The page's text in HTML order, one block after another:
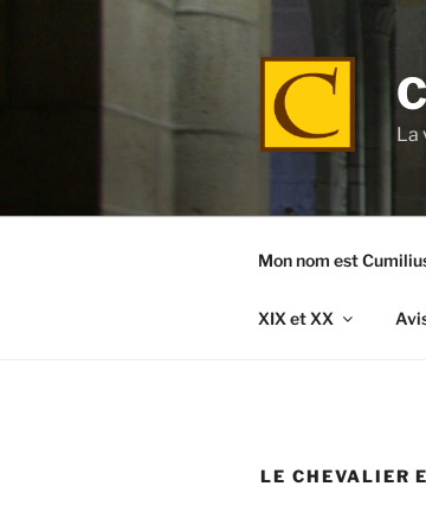
La
Mon nom est
XIX et XX
LE CHEVALIER